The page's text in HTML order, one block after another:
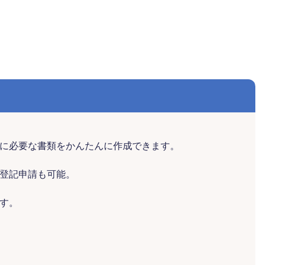
要な書類をかんたんに作成できます。
記申請も可能。
。